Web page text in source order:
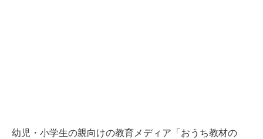
幼児・小学生の親向けの教育メディア「おうち教材の